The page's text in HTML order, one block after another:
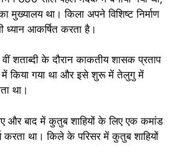
था। किला अपने विशिष्ट निर्माण
ध्यान आकर्षित करता है।
शताब्दी के दौरान काकतीय शासक प्रताप
किया गया था और इसे शुरू में तेलुगु में
था।
और बाद में कुतुब शाहियों के लिए एक कमांड
करता था। किले के परिसर में कुतुब शाहियों